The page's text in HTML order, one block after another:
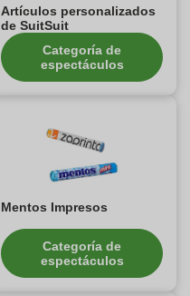
Artículos personalizados
de SuitSuit
Categoría de
espectáculos
Mentos Impresos
Categoría de
espectáculos